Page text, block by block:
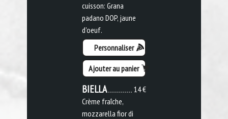
cuisson: Grana
padano DOP, jaune
d'oeuf.
Personnaliser
Ajouter au panier
14 €
BIELLA
Crème fraîche,
mozzarella fior di